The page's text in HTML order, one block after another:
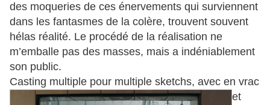
des moqueries de ces énervements qui surviennent
dans les fantasmes de la colère, trouvent souvent
hélas réalité. Le procédé de la réalisation ne
m’emballe pas des masses, mais a indéniablement
son public.
Casting multiple pour multiple sketchs, avec en vrac
et